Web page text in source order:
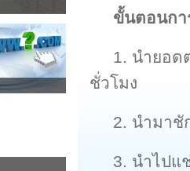
ขั้นตอนกา
1. นำยอด
ชั่วโมง
2. นำมาชั
3. นำไปแ